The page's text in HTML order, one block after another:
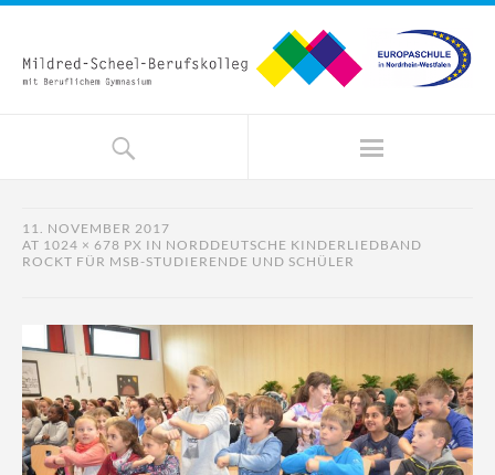
11. NOVEMBER 2017
AT 1024 × 678 PX IN NORDDEUTSCHE KINDERLIEDBAND
ROCKT FÜR MSB-STUDIERENDE UND SCHÜLER